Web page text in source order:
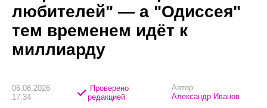
любителей" — а "Одиссея"
тем временем идёт к
миллиарду
06.08.2026
17:34
Проверено
редакцией
Автор:
Александр Иванов